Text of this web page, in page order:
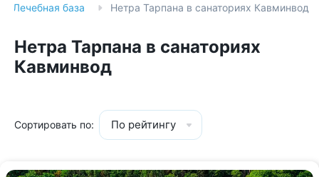
Лечебная база Нетра Тарпана в санаториях Кавминвод
Нетра Тарпана в санаториях
Кавминвод
Сортировать по: По рейтингу